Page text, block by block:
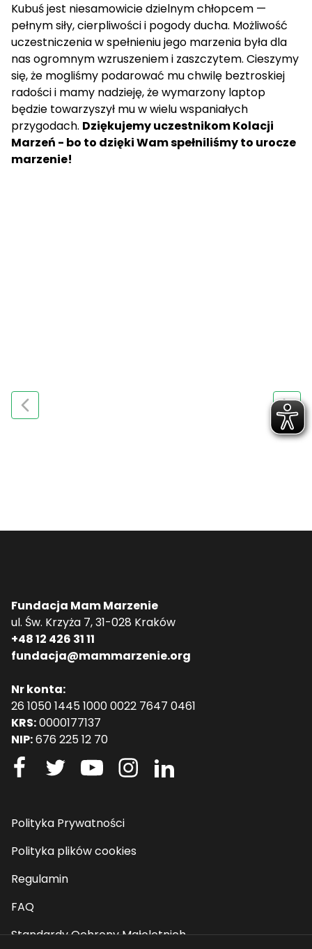
Kubuś jest niesamowicie dzielnym chłopcem —
pełnym siły, cierpliwości i pogody ducha. Możliwość
uczestniczenia w spełnieniu jego marzenia była dla
nas ogromnym wzruszeniem i zaszczytem. Cieszymy
się, że mogliśmy podarować mu chwilę beztroskiej
radości i mamy nadzieję, że wymarzony laptop
będzie towarzyszył mu w wielu wspaniałych
przygodach. Dziękujemy uczestnikom Kolacji
Marzeń - bo to dzięki Wam spełniliśmy to urocze
marzenie!
Fundacja Mam Marzenie
ul. Św. Krzyża 7, 31-028 Kraków
+48 12 426 31 11
fundacja@mammarzenie.org
Nr konta:
26 1050 1445 1000 0022 7647 0461
KRS:0000177137
NIP:676 225 12 70
Polityka Prywatności
Polityka plików cookies
Regulamin
FAQ
Standardy Ochrony Małoletnich